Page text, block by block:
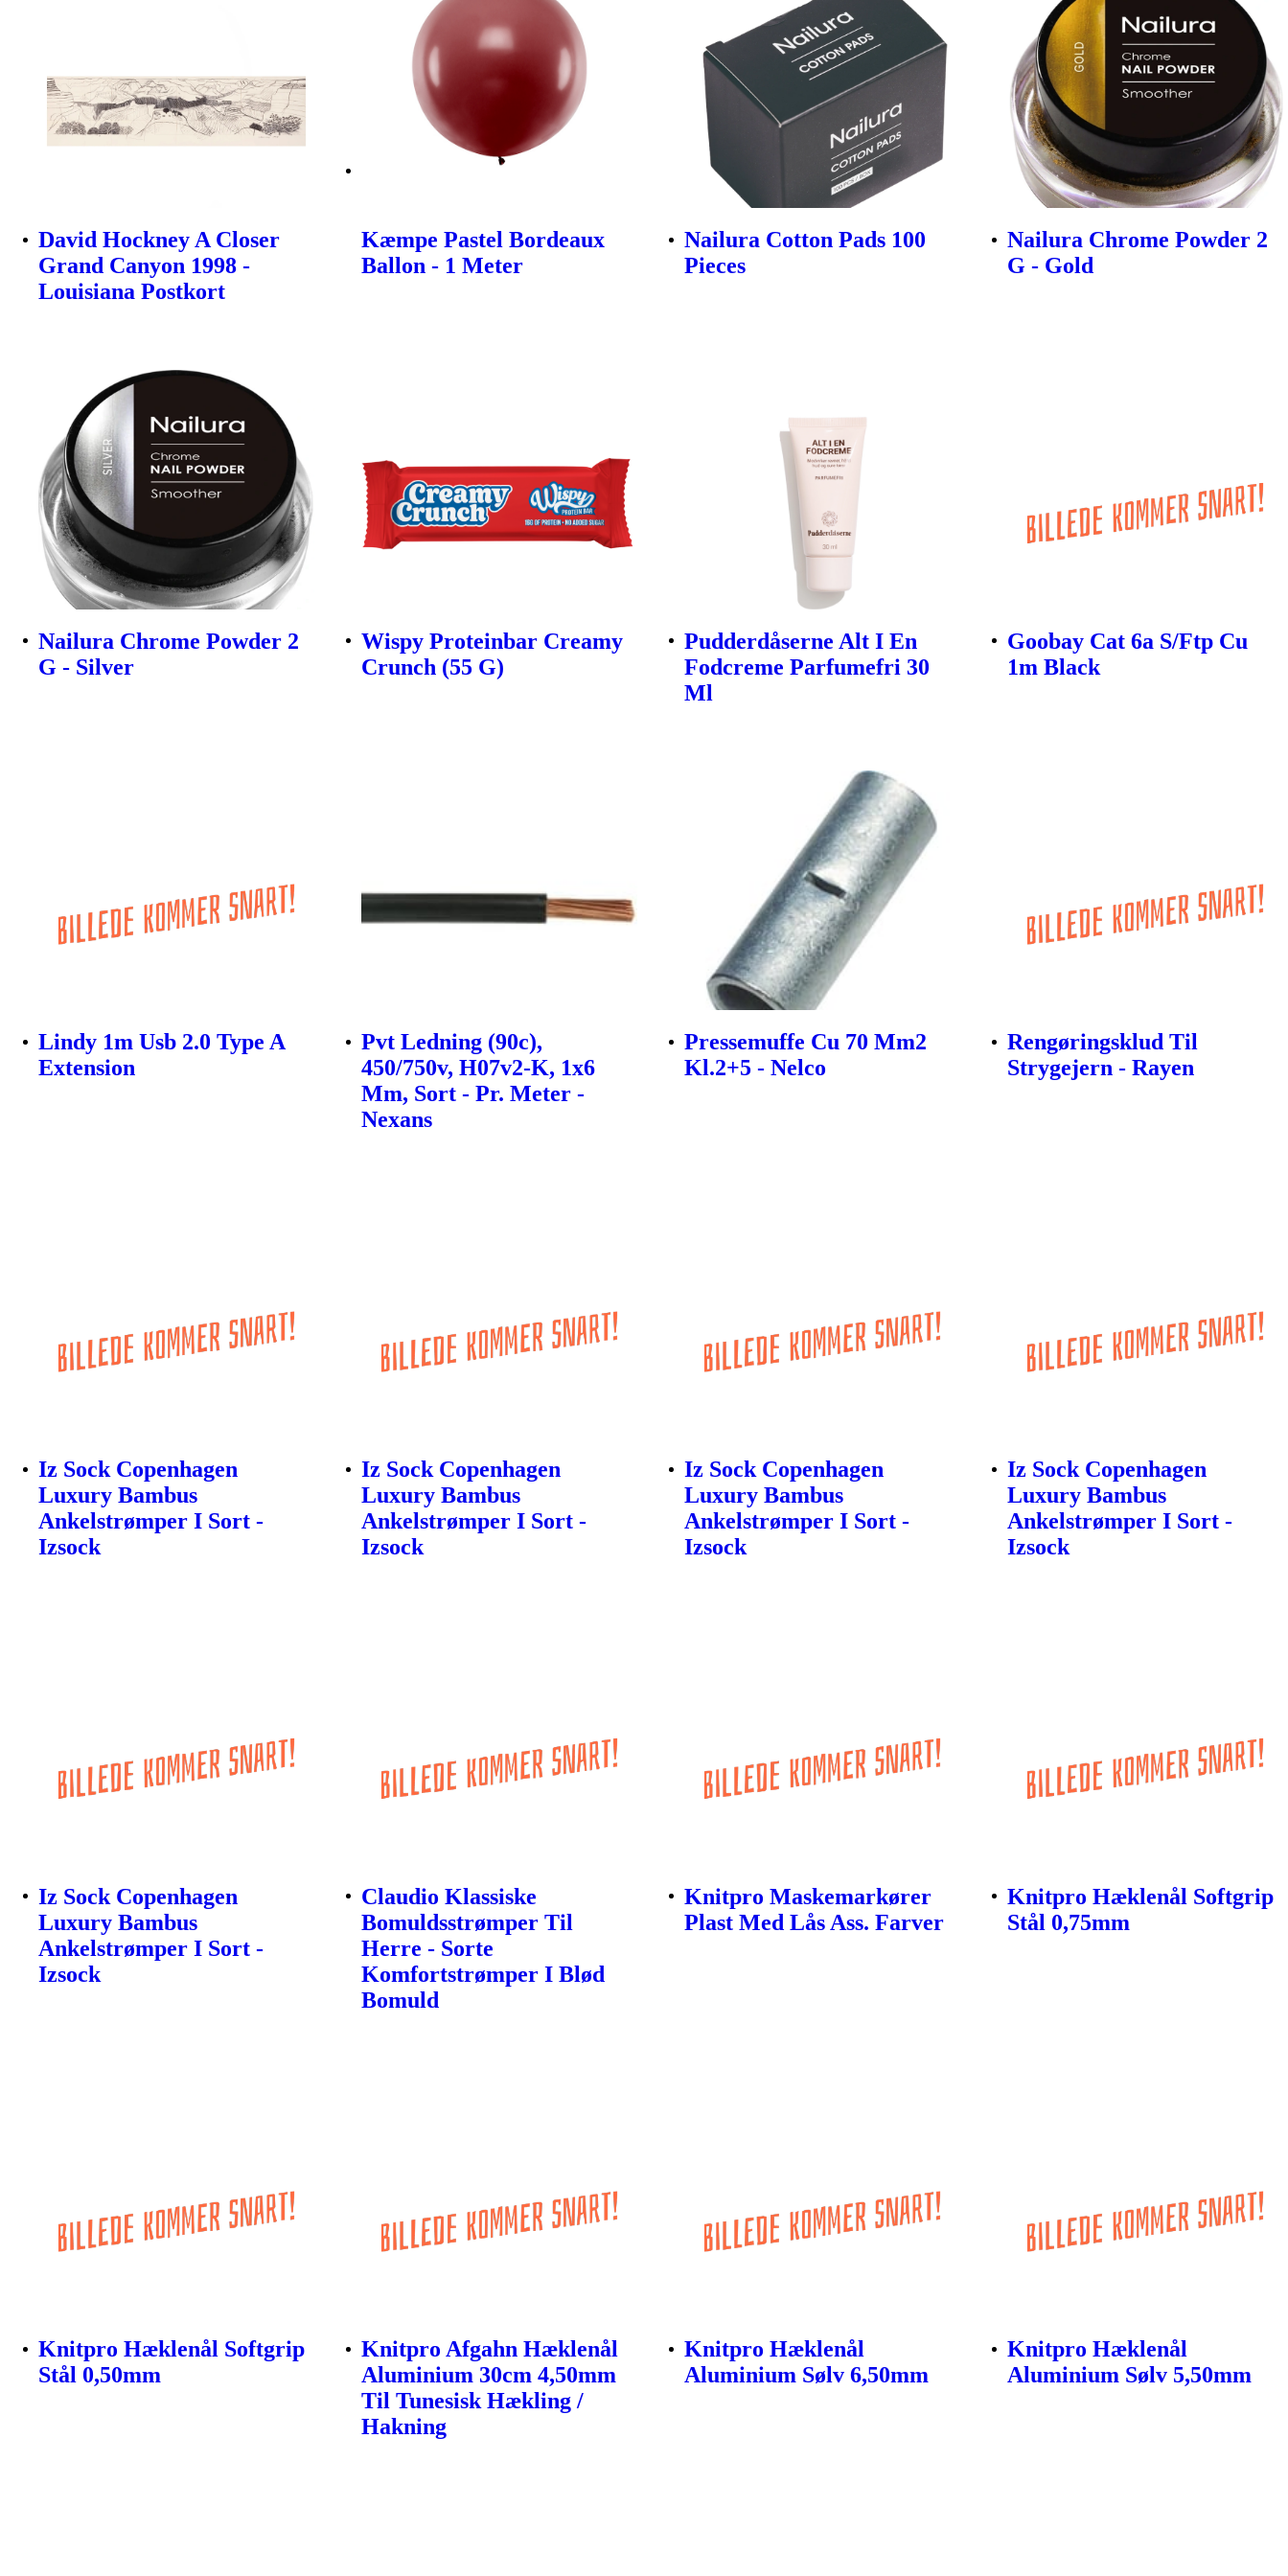
David Hockney A Closer
Grand Canyon 1998 -
Louisiana Postkort
Kæmpe Pastel Bordeaux
Ballon - 1 Meter
Nailura Cotton Pads 100
Pieces
Nailura Chrome Powder 2
G - Gold
Nailura Chrome Powder 2
G - Silver
Wispy Proteinbar Creamy
Crunch (55 G)
Pudderdåserne Alt I En
Fodcreme Parfumefri 30
Ml
Goobay Cat 6a S/Ftp Cu
1m Black
Lindy 1m Usb 2.0 Type A
Extension
Pvt Ledning (90c),
450/750v, H07v2-K, 1x6
Mm, Sort - Pr. Meter -
Nexans
Pressemuffe Cu 70 Mm2
Kl.2+5 - Nelco
Rengøringsklud Til
Strygejern - Rayen
Iz Sock Copenhagen
Luxury Bambus
Ankelstrømper I Sort -
Izsock
Iz Sock Copenhagen
Luxury Bambus
Ankelstrømper I Sort -
Izsock
Iz Sock Copenhagen
Luxury Bambus
Ankelstrømper I Sort -
Izsock
Iz Sock Copenhagen
Luxury Bambus
Ankelstrømper I Sort -
Izsock
Iz Sock Copenhagen
Luxury Bambus
Ankelstrømper I Sort -
Izsock
Claudio Klassiske
Bomuldsstrømper Til
Herre - Sorte
Komfortstrømper I Blød
Bomuld
Knitpro Maskemarkører
Plast Med Lås Ass. Farver
Knitpro Hæklenål Softgrip
Stål 0,75mm
Knitpro Hæklenål Softgrip
Stål 0,50mm
Knitpro Afgahn Hæklenål
Aluminium 30cm 4,50mm
Til Tunesisk Hækling /
Hakning
Knitpro Hæklenål
Aluminium Sølv 6,50mm
Knitpro Hæklenål
Aluminium Sølv 5,50mm